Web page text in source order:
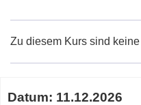
Zu diesem Kurs sind keine
zum
Datum: 11.12.2026